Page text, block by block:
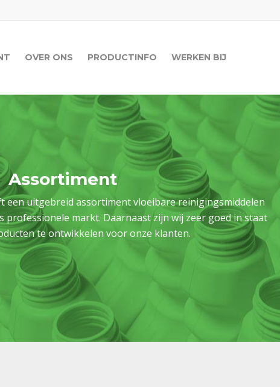
OVER ONS PRODUCTINFO WERKEN BIJ
Assortiment
een uitgebreid assortiment vloeibare reinigingsmiddelen
professionele markt. Daarnaast zijn wij zeer goed in staat
te ontwikkelen voor onze klanten.